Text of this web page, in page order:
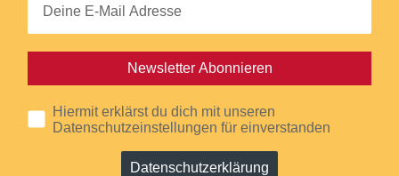
Newsletter Abonnieren
Hiermit erklärst du dich mit unseren
Datenschutzeinstellungen für einverstanden
Datenschutzerklärung